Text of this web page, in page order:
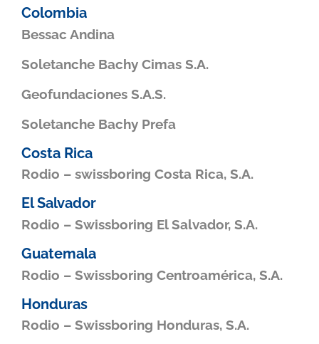
Colombia
Bessac Andina
Soletanche Bachy Cimas S.A.
Geofundaciones S.A.S.
Soletanche Bachy Prefa
Costa Rica
Rodio – swissboring Costa Rica, S.A.
El Salvador
Rodio – Swissboring El Salvador, S.A.
Guatemala
Rodio – Swissboring Centroamérica, S.A.
Honduras
Rodio – Swissboring Honduras, S.A.